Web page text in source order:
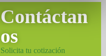
Contáctan
os
Solicita tu cotización